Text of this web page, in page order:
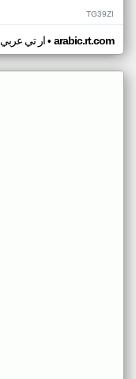
TG39ZI
ار تي عربي• arabic.rt.com